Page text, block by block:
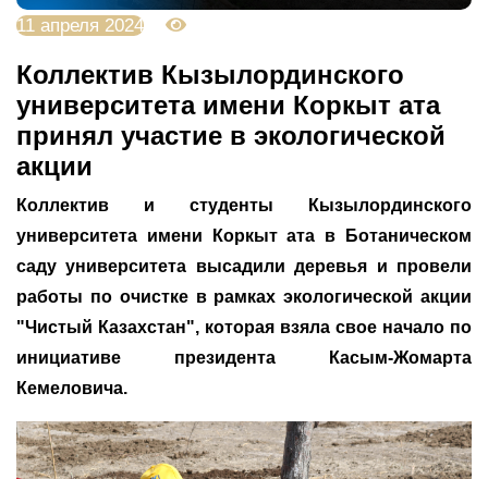
11 апреля 2024
Коллектив Кызылординского
университета имени Коркыт ата
принял участие в экологической
акции
Коллектив и студенты Кызылординского
университета имени Коркыт ата в Ботаническом
саду университета высадили деревья и провели
работы по очистке в рамках экологической акции
"Чистый Казахстан", которая взяла свое начало по
инициативе президента Касым-Жомарта
Кемеловича.